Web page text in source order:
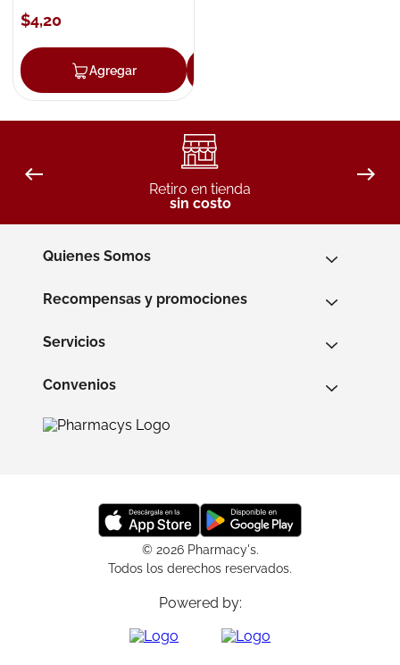
$4,20
Agregar
Retiro en tienda
sin costo
Quienes Somos
Recompensas y promociones
Servicios
Convenios
© 2026 Pharmacy's.
Todos los derechos reservados.
Powered by: